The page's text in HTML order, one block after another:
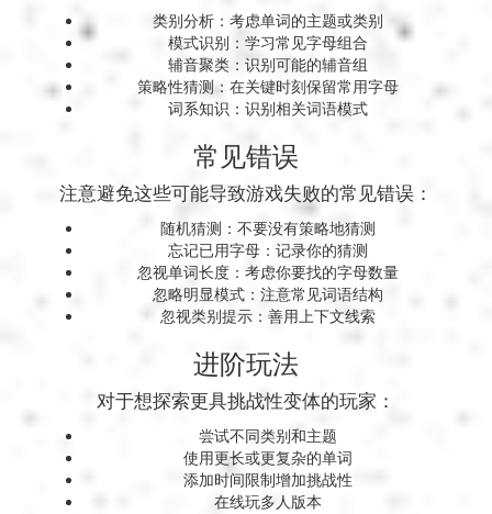
类别分析：考虑单词的主题或类别
模式识别：学习常见字母组合
辅音聚类：识别可能的辅音组
策略性猜测：在关键时刻保留常用字母
词系知识：识别相关词语模式
常见错误
注意避免这些可能导致游戏失败的常见错误：
随机猜测：不要没有策略地猜测
忘记已用字母：记录你的猜测
忽视单词长度：考虑你要找的字母数量
忽略明显模式：注意常见词语结构
忽视类别提示：善用上下文线索
进阶玩法
对于想探索更具挑战性变体的玩家：
尝试不同类别和主题
使用更长或更复杂的单词
添加时间限制增加挑战性
在线玩多人版本